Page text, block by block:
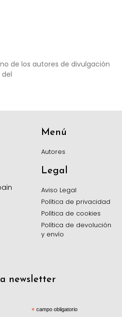
los autores de divulgación
Menú
Autores
Legal
Aviso Legal
Política de privacidad
Política de cookies
Política de devolución
y envío
newsletter
*campo obligatorio